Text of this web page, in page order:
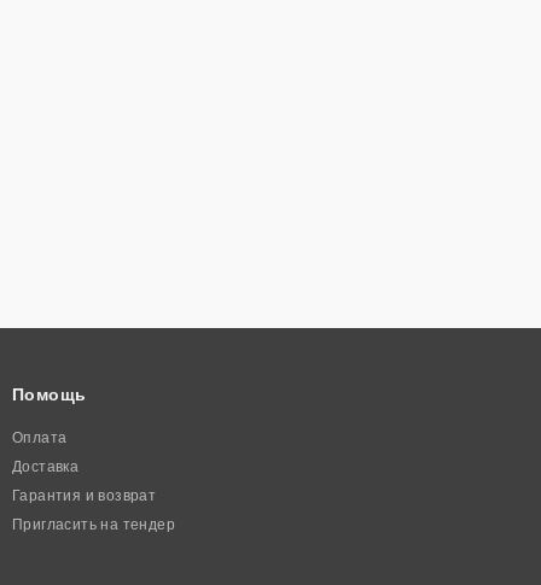
Помощь
Оплата
Доставка
Гарантия и возврат
Пригласить на тендер